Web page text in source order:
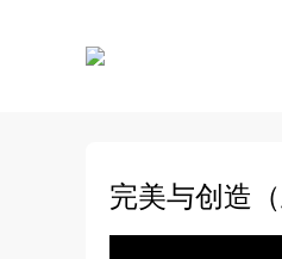
完美与创造（